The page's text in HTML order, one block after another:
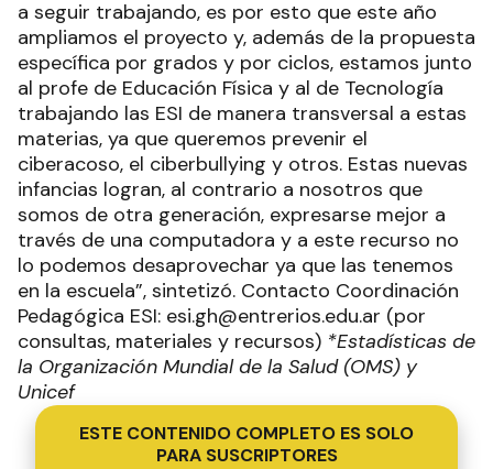
a seguir trabajando, es por esto que este año
ampliamos el proyecto y, además de la propuesta
específica por grados y por ciclos, estamos junto
al profe de Educación Física y al de Tecnología
trabajando las ESI de manera transversal a estas
materias, ya que queremos prevenir el
ciberacoso, el ciberbullying y otros. Estas nuevas
infancias logran, al contrario a nosotros que
somos de otra generación, expresarse mejor a
través de una computadora y a este recurso no
lo podemos desaprovechar ya que las tenemos
en la escuela”, sintetizó. Contacto Coordinación
Pedagógica ESI: esi.gh@entrerios.edu.ar (por
consultas, materiales y recursos) *Estadísticas de
la Organización Mundial de la Salud (OMS) y
Unicef
ESTE CONTENIDO COMPLETO ES SOLO
PARA SUSCRIPTORES